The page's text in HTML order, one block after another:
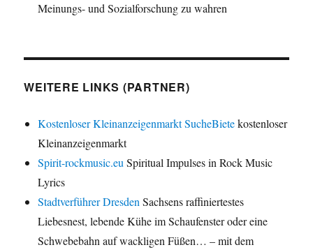
Meinungs- und Sozialforschung zu wahren
WEITERE LINKS (PARTNER)
Kostenloser Kleinanzeigenmarkt SucheBietekostenloser
Kleinanzeigenmarkt
Spirit-rockmusic.eu Spiritual Impulses in Rock Music
Lyrics
Stadtverführer Dresden Sachsens raffiniertestes
Liebesnest, lebende Kühe im Schaufenster oder eine
Schwebebahn auf wackligen Füßen… – mit dem